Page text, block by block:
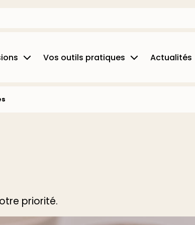
et Fiscalité
d’entreprise
Vos outils pratiques
Actualités
priorité.